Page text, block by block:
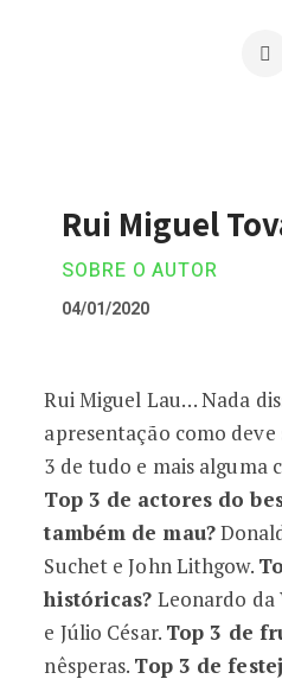
Rui Miguel
SOBRE O AUTOR
04/01/2020
Rui Miguel Tovar
Rui Miguel Lau… Nada
apresentação como deve
3 de tudo e mais alguma
Top 3 de actores do
também de mau?
Suchet e John Lithgow.
históricas? Leonardo da
e Júlio César. Top 3 de
nêsperas. Top 3 de